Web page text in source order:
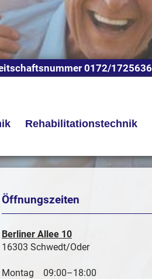
0172/1725636
Rehabilitationstechnik
Öffnungszeiten
Berliner Allee 10
16303 Schwedt/Oder
Montag 09:00–18:00